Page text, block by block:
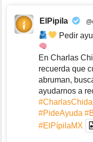
ElPipila
Pedir
En Charlas
recuerda que
abruman,
ayudarnos a
#PideAyuda
#ElPípilaMX